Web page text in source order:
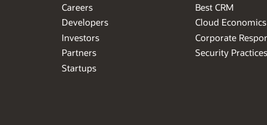
Careers
Developers
Investors
Partners
Startups
Best CRM
Cloud Economics
Corporate
Security Practices